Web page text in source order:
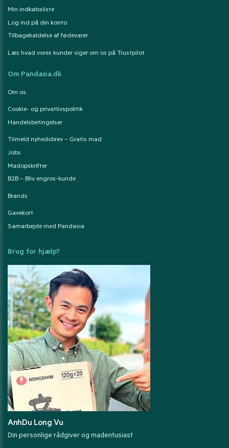
Min indkøbsliste
Log ind på din konto
Tilbagekaldelse af fødevarer
Læs hvad vores kunder siger om os på Trustpilot
Om Pandasia.dk
Om os
Cookie- og privatlivspolitik
Handelsbetingelser
Tilmeld nyhedsbrev – Gratis mad
Jobs
Madopskrifter
B2B – Bliv engros-kunde
Brands
Gavekort
Samarbejde med Pandasia
Brug for hjælp?
AnhDu Long Vu
Din personlige rådgiver og madentusiast